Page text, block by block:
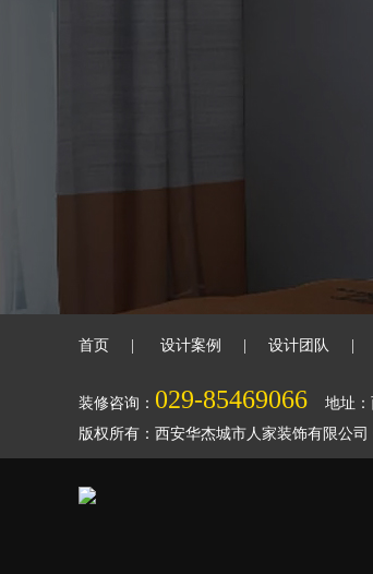
首页 设计案例 设计团队
装修咨询： 029-85469066
地址
版权所有：西安华杰城市人家装饰有限公司